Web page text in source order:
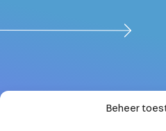
Beheer